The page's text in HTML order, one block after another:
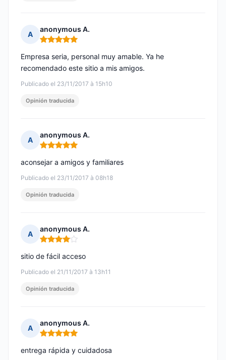
A
anonymous A.
Nota: 5 de 5
Publicado el 23/11/2017 à 15h10
Empresa seria, personal muy amable. Ya he
recomendado este sitio a mis amigos.
Opinión traducida
A
anonymous A.
Nota: 5 de 5
Publicado el 23/11/2017 à 08h18
aconsejar a amigos y familiares
Opinión traducida
A
anonymous A.
Nota: 4 de 5
Publicado el 21/11/2017 à 13h11
sitio de fácil acceso
Opinión traducida
A
anonymous A.
Nota: 5 de 5
entrega rápida y cuidadosa